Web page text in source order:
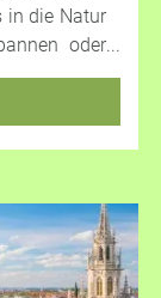
in die Natur
oder
hier gibt